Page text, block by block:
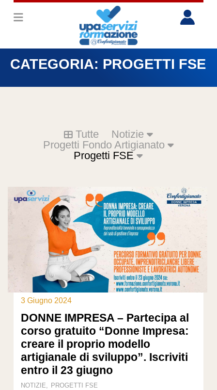
CATEGORIA: PROGETTI FSE
Tutte
Notizie
Progetti Fondo Artigianato
Progetti FSE
3 Giugno 2024
DONNE IMPRESA – Partecipa al
corso gratuito “Donne Impresa:
creare il proprio modello
artigianale di sviluppo”. Iscriviti
entro il 23 giugno
NOTIZIE PROGETTI FSE